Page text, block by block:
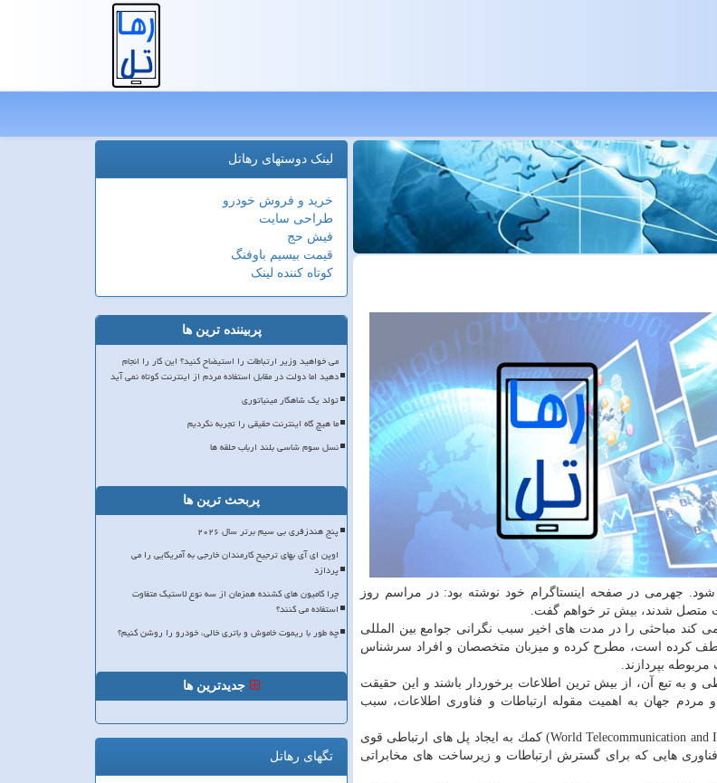
جهرمی در صفحه اینستاگرام خود نوشته بود: در مراسم روز
كند مباحثی را در مدت های اخیر سبب نگرانی جوامع بین المللی
كرده است، مطرح كرده و میزبان متخصصان و افراد سرشناس
بپردازند.
به تبع آن، از بیش ترین اطلاعات برخوردار باشند و این حقیقت
مردم جهان به اهمیت مقوله ارتباطات و ‏فناوری اطلاعات، سبب
هدف از WTISD یا روز جهانی مخابرات و ارتباطات (World Telecommunication and Information Society Day) كمك به ایجاد پل های ارتباطی قوی
هایی كه برای گسترش ارتباطات و زیرساخت های مخابراتی
لینک دوستهای رهاتل
خرید و فروش خودرو
طراحی سایت
فیش حج
قیمت بیسیم باوفنگ
کوتاه کننده لینک
پربیننده ترین ها
می خواهید وزیر ارتباطات را استیضاح کنید؟ این کار را انجام
دهید اما دولت در مقابل استفاده مردم از اینترنت کوتاه نمی آید
تولد یک شاهکار مینیاتوری
ما هیچ گاه اینترنت حقیقی را تجربه نکردیم
نسل سوم شاسی بلند ارباب حلقه ها
پربحث ترین ها
پنج هندزفری بی سیم برتر سال ۲۰۲۶
اوپن ای آی بهای ترجیح کارمندان خارجی به آمریکایی را می
پردازد
چرا کامیون های کشنده همزمان از سه نوع لاستیک متفاوت
استفاده می کنند؟
چه طور با ریموت خاموش و باتری خالی، خودرو را روشن کنیم؟
جدیدترین ها
تگهای رهاتل